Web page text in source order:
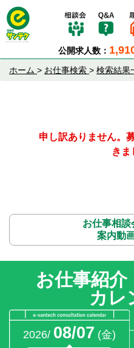
公開求人数：
ホーム > お仕事検索 > 検索結果
申し訳ありません。
きま
お仕事相談
案内動
お仕事紹介
カレ
2026/ 08/07 (金)